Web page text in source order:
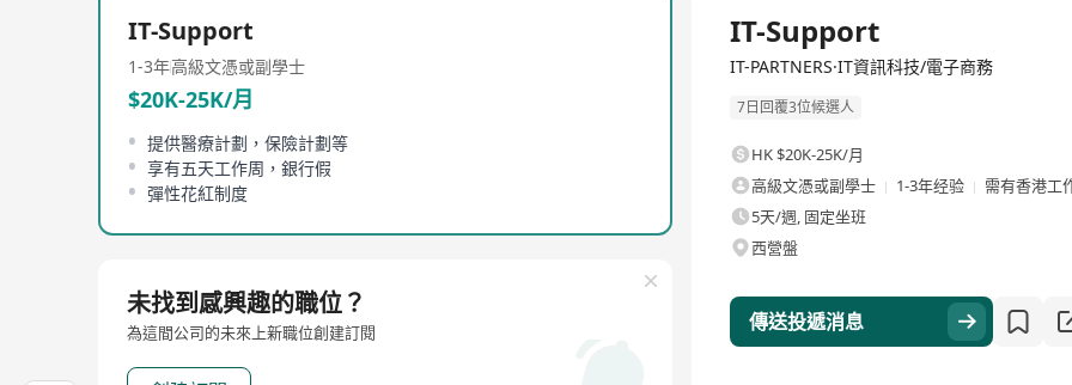
IT-Support
1-3年高級文憑或副學士
$20K-25K/月
提供醫療計劃，保險計劃等
享有五天工作周，銀行假
彈性花紅制度
未找到感興趣的職位？
為這間公司的未來上新職位創建訂閱
IT-Support
IT-PARTNERS·IT資訊科技/電子商務
7日回覆3位候選人
HK $20K-25K/月
高級文憑或副學士
1-3年经验
需有香港工
5天/週, 固定坐班
西營盤
傳送投遞消息